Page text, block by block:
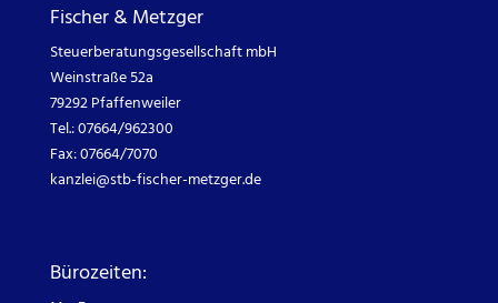
Fischer & Metzger
Steuerberatungsgesellschaft mbH
Weinstraße 52a
79292 Pfaffenweiler
Tel.: 07664/962300
Fax: 07664/7070
kanzlei@stb-fischer-metzger.de
Bürozeiten: